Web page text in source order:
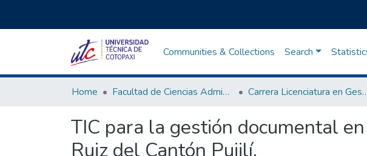
Communities & Collections Search
Home Facultad de Ciencias Administrativas y Económicas Carrera Licenciatura en
TIC para la gestión documental
Ruiz del Cantón Pujilí.